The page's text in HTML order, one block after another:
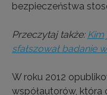
bezpieczeństwa
Przeczytaj także: Kim
sfałszował badanie
W roku 2012
współautorów, która